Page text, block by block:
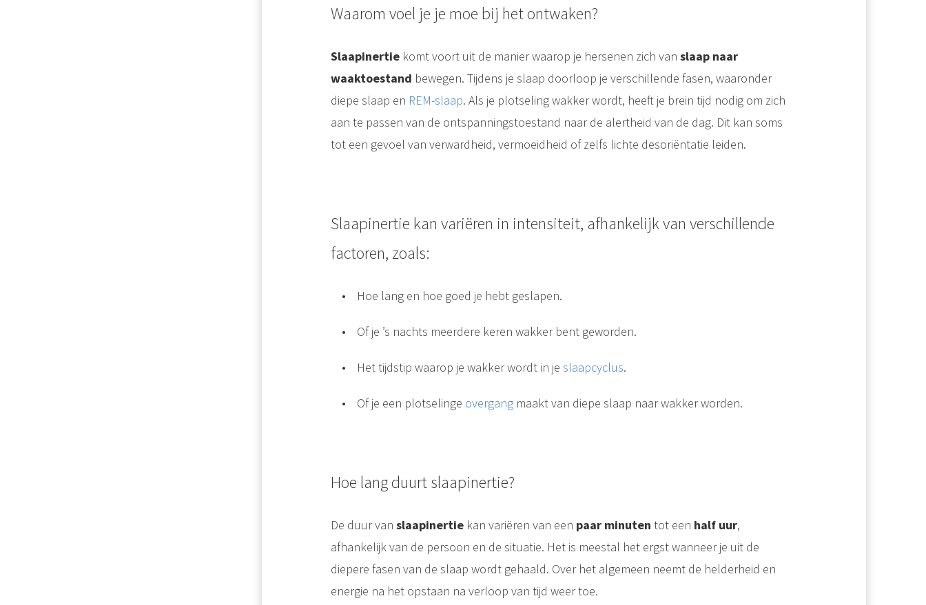
Waarom voel je je moe bij het ontwaken?
Slaapinertiekomt voort uit de manier waarop je hersenen zich van slaap naar
waaktoestand bewegen. Tijdens je slaap doorloop je verschillende fasen, waaronder
diepe slaap en REM-slaap. Als je plotseling wakker wordt, heeft je brein tijd nodig om zich
aan te passen van de ontspanningstoestand naar de alertheid van de dag. Dit kan soms
tot een gevoel van verwardheid, vermoeidheid of zelfs lichte desoriëntatie leiden.
Slaapinertie kan variëren in intensiteit, afhankelijk van verschillende
factoren, zoals:
• Hoe lang en hoe goed je hebt geslapen.
• Of je ’s nachts meerdere keren wakker bent geworden.
• Het tijdstip waarop je wakker wordt in je slaapcyclus.
• Of je een plotselinge overgangmaakt van diepe slaap naar wakker worden.
Hoe lang duurt slaapinertie?
De duur van slaapinertiekan variëren van een paar minuten tot een half uur,
afhankelijk van de persoon en de situatie. Het is meestal het ergst wanneer je uit de
diepere fasen van de slaap wordt gehaald. Over het algemeen neemt de helderheid en
energie na het opstaan na verloop van tijd weer toe.